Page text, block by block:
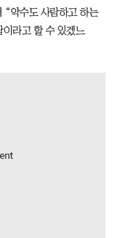
“악수도 사람하고 하는
라고 할 수 있겠느